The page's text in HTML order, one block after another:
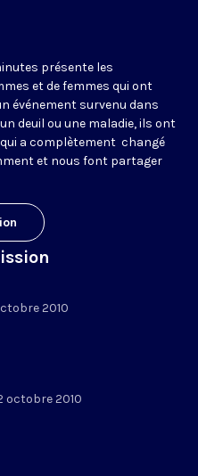
présente les
et de femmes qui ont
événement survenu dans
deuil ou une maladie, ils ont
a complètement changé
et nous font partager
2010
octobre 2010